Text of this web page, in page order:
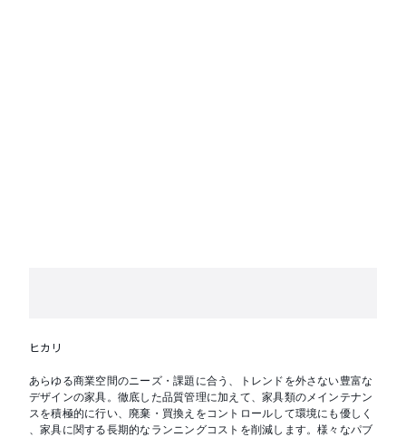
ヒカリ
あらゆる商業空間のニーズ・課題に合う、トレンドを外さない豊富な
デザインの家具。徹底した品質管理に加えて、家具類のメインテナン
スを積極的に行い、廃棄・買換えをコントロールして環境にも優しく
、家具に関する長期的なランニングコストを削減します。様々なパブ